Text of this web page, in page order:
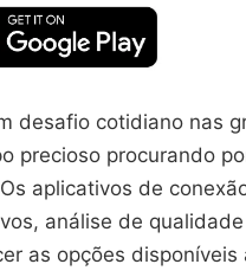
desafio cotidiano nas
precioso procurando
aplicativos de
análise de
as opções